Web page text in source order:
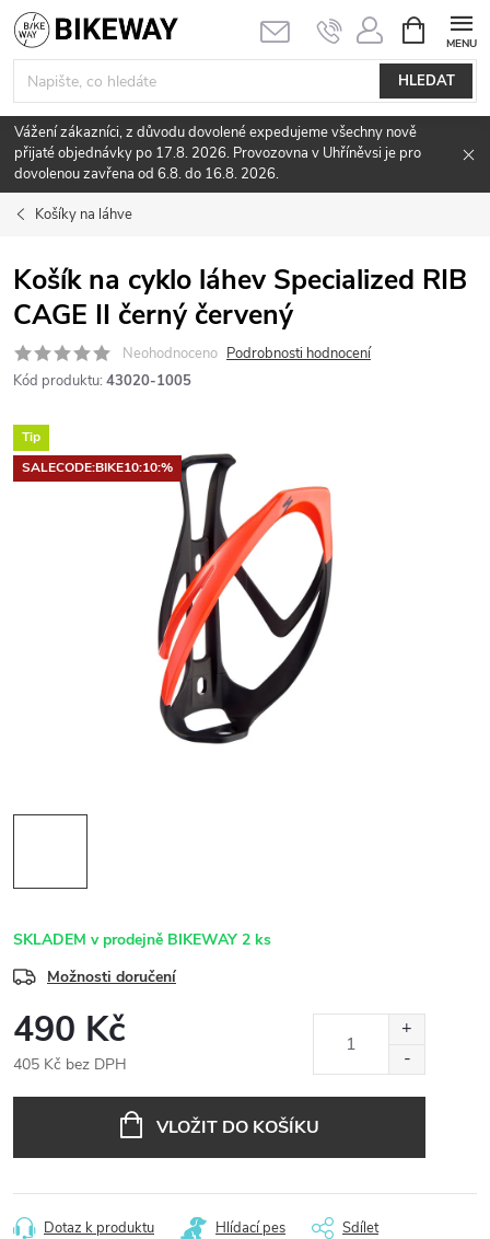
Přejít
na
obsah
HLEDAT
NÁKUPNÍ
KOŠÍK
Vážení zákazníci, z důvodu dovolené expedujeme všechny nově
přijaté objednávky po 17.8. 2026. Provozovna v Uhříněvsi je pro
dovolenou zavřena od 6.8. do 16.8. 2026.
Košíky na láhve
Košík na cyklo láhev Specialized RIB
CAGE II černý červený
Neohodnoceno Podrobnosti hodnocení
Kód produktu: 43020-1005
Tip
SALECODE:BIKE10:10:%
SKLADEM v prodejně BIKEWAY 2 ks
Možnosti doručení
490 Kč
405 Kč bez DPH
VLOŽIT DO KOŠÍKU
Dotaz k produktu Hlídací pes Sdílet